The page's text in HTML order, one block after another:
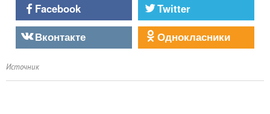
Facebook
Twitter
Вконтакте
Однокласники
Источник